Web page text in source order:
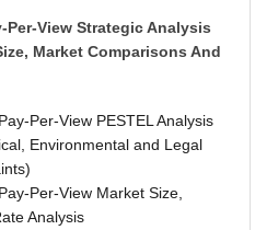
View Strategic Analysis
Market Comparisons And
Per-View PESTEL Analysis
Environmental and Legal
Per-View Market Size,
Analysis